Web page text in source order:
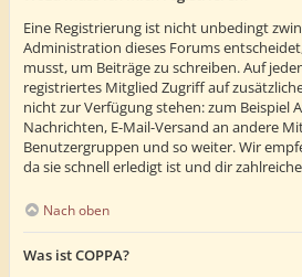
Eine Registrierung ist nicht unbedingt
Administration dieses Forums
musst, um Beiträge zu schreiben. Auf
registriertes Mitglied Zugriff auf
nicht zur Verfügung stehen: zum Beispiel
Nachrichten, E-Mail-Versand an andere
Benutzergruppen und so weiter. Wir
da sie schnell erledigt ist und dir
Nach oben
Was ist COPPA?